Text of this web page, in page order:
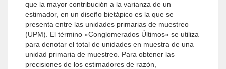
que la mayor contribución a la varianza de un
estimador, en un diseño bietápico es la que se
presenta entre las unidades primarias de muestreo
(UPM). El término «Conglomerados Últimos» se utiliza
para denotar el total de unidades en muestra de una
unidad primaria de muestreo. Para obtener las
precisiones de los estimadores de razón,